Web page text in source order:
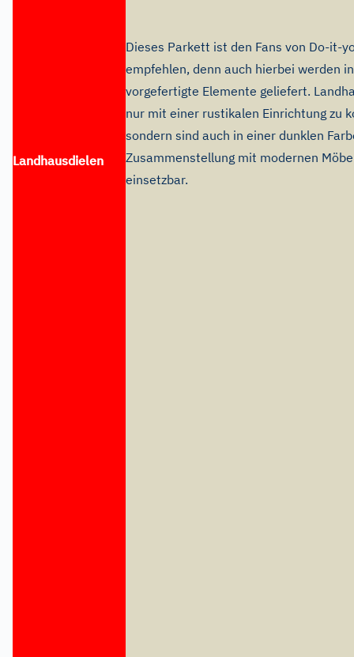
Landhausdielen
Dieses Parkett ist den Fans von Do-it-
empfehlen, denn auch hierbei werden
vorgefertigte Elemente geliefert.
nur mit einer rustikalen Einrichtung zu
sondern sind auch in einer dunklen
Zusammenstellung mit modernen
einsetzbar.